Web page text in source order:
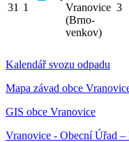
31 1
Vranovice
(Brno-
venkov)
3
Kalendář svozu odpadu
Mapa závad obce
GIS obce Vranovice
Vranovice - Obecní Úřad